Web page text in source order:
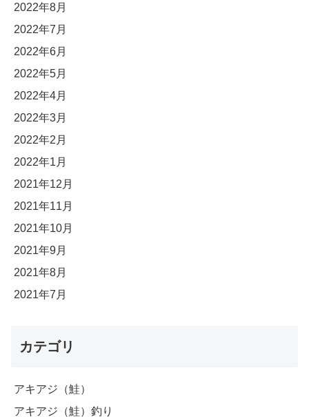
2022年8月
2022年7月
2022年6月
2022年5月
2022年4月
2022年3月
2022年2月
2022年1月
2021年12月
2021年11月
2021年10月
2021年9月
2021年8月
2021年7月
カテゴリ
アキアジ（鮭）
アキアジ（鮭）釣り